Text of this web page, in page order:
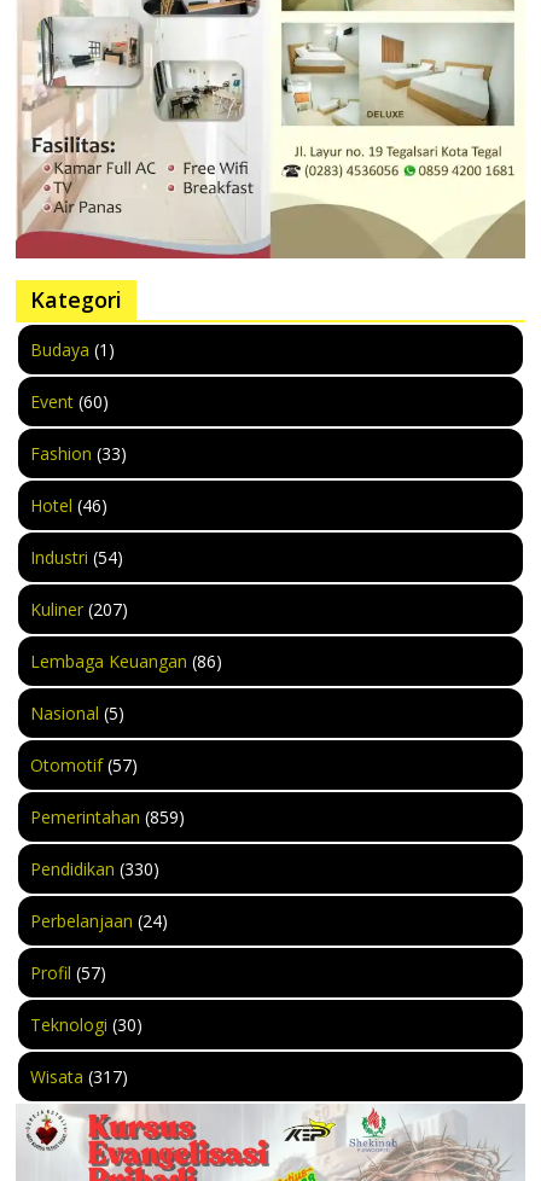
Kategori
Budaya (1)
Event (60)
Fashion (33)
Hotel (46)
Industri (54)
Kuliner (207)
Lembaga Keuangan (86)
Nasional (5)
Otomotif(57)
Pemerintahan (859)
Pendidikan (330)
Perbelanjaan (24)
Profil (57)
Teknologi (30)
Wisata (317)